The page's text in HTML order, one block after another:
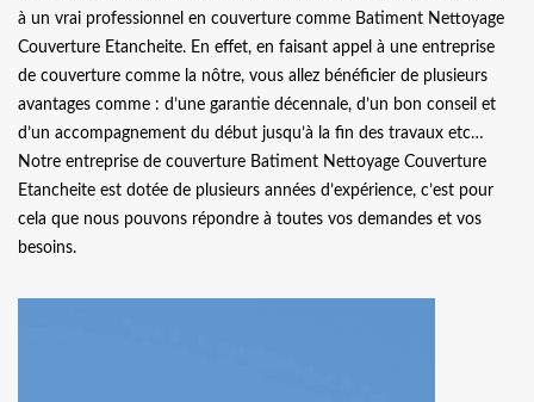
à un vrai professionnel en couverture comme Batiment Nettoyage
Couverture Etancheite. En effet, en faisant appel à une entreprise
de couverture comme la nôtre, vous allez bénéficier de plusieurs
avantages comme : d’une garantie décennale, d’un bon conseil et
d’un accompagnement du début jusqu’à la fin des travaux etc…
Notre entreprise de couverture Batiment Nettoyage Couverture
Etancheite est dotée de plusieurs années d’expérience, c’est pour
cela que nous pouvons répondre à toutes vos demandes et vos
besoins.